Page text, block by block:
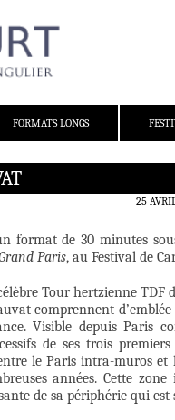
FORMATS LONGS
25
format de 30 minutes
Paris, au Festival de
Tour hertzienne TDF
comprennent d’emblée
Visible depuis Paris
de ses trois
le Paris intra-muros
années. Cette
de sa périphérie qui